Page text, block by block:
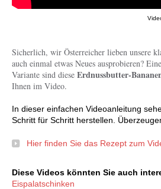
Sicherlich, wir Österreicher lieben unsere
auch einmal etwas Neues ausprobieren?
Variante sind diese Erdnussbutter-
Ihnen im Video.
In dieser einfachen Videoanleitung
Schritt für Schritt herstellen.
Hier finden Sie das Rezept zum
Diese Videos könnten Sie auch
Eispalatschinken